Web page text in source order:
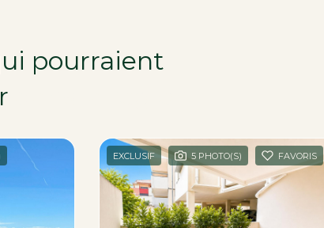
pourraient
EXCLUSIF 5 PHOTO(S) FAVORIS